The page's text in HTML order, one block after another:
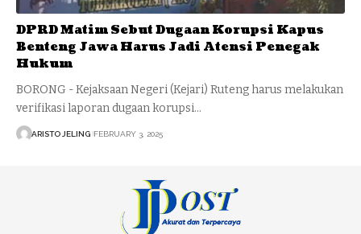
DPRD Matim Sebut Dugaan Korupsi Kapus
Benteng Jawa Harus Jadi Atensi Penegak
Hukum
BORONG - Kejaksaan Negeri (Kejari) Ruteng harus melakukan
verifikasi laporan dugaan korupsi…
ARISTO JELING FEBRUARY 3, 2025